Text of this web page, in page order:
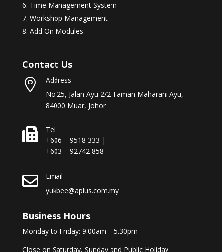
Time Management System
Workshop Management
Add On Modules
Contact Us

Address
No.25, Jalan Ayu 2/2 Taman Maharani Ayu,
84000 Muar, Johor

Tel
+606 – 9518 333 |
+603 – 92742 858

Email
yukbee@aplus.com.my
Business Hours
Monday to Friday: 9.00am – 5.30pm
Close on Saturday, Sunday and Public Holiday